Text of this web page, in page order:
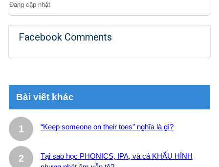
Đang cập nhật
Facebook Comments
Bài viết khác
“Keep someone on their toes” nghĩa là gì?
Tại sao học PHONICS, IPA, và cả KHẨU HÌNH